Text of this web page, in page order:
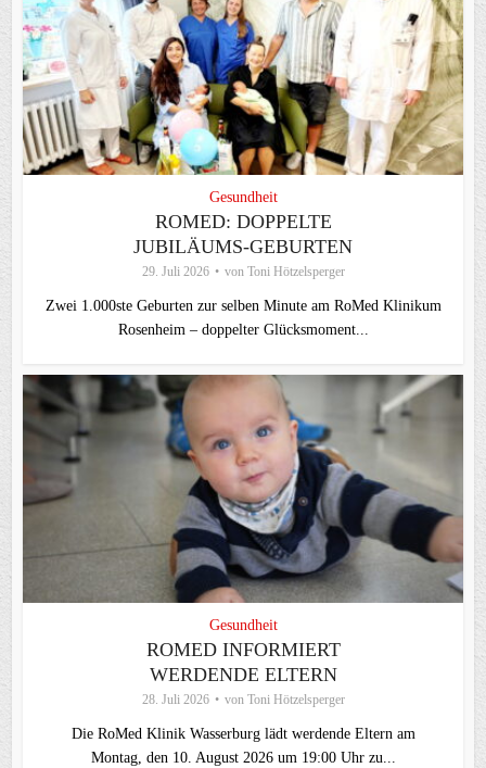
Gesundheit
ROMED: DOPPELTE
JUBILÄUMS-GEBURTEN
29. Juli 2026 von Toni Hötzelsperger
Zwei 1.000ste Geburten zur selben Minute am RoMed Klinikum
Rosenheim – doppelter Glücksmoment...
Gesundheit
ROMED INFORMIERT
WERDENDE ELTERN
28. Juli 2026 von Toni Hötzelsperger
Die RoMed Klinik Wasserburg lädt werdende Eltern am
Montag, den 10. August 2026 um 19:00 Uhr zu...